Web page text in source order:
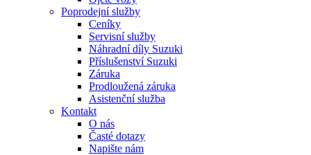
Poprodejní služby
Ceníky
Servisní služby
Náhradní díly Suzuki
Příslušenství Suzuki
Záruka
Prodloužená záruka
Asistenční služba
Kontakt
O nás
Časté dotazy
Napište nám